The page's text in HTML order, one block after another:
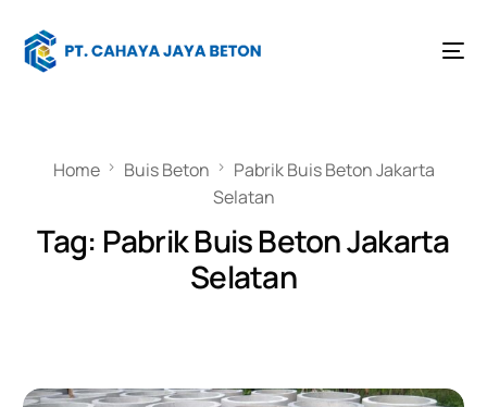
Home Buis Beton
Pabrik Buis Beton Jakarta
Selatan
Tag: Pabrik Buis Beton Jakarta
Selatan